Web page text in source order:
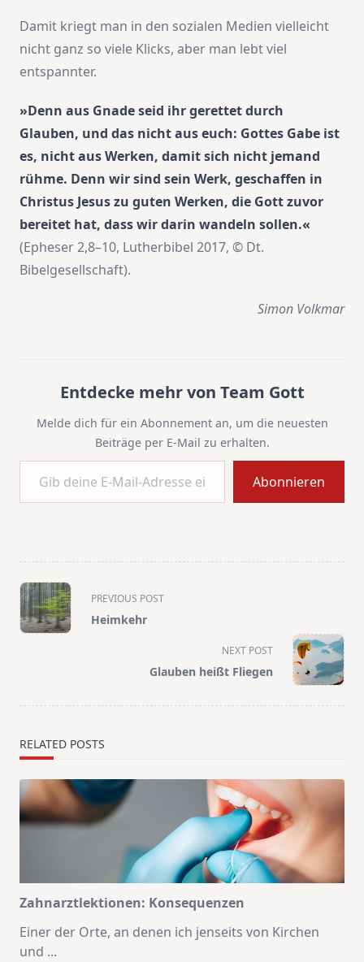
Damit kriegt man in den sozialen Medien vielleicht
nicht ganz so viele Klicks, aber man lebt viel
entspannter.
»Denn aus Gnade seid ihr gerettet durch
Glauben, und das nicht aus euch: Gottes Gabe ist
es, nicht aus Werken, damit sich nicht jemand
rühme. Denn wir sind sein Werk, geschaffen in
Christus Jesus zu guten Werken, die Gott zuvor
bereitet hat, dass wir darin wandeln sollen.«
(Epheser 2,8–10, Lutherbibel 2017, © Dt.
Bibelgesellschaft).
Simon Volkmar
Entdecke mehr von Team Gott
Melde dich für ein Abonnement an, um die neuesten
Beiträge per E-Mail zu erhalten.
Gib deine E-Mail-Adresse ein ...
Abonnieren
<span
class="nav-
subtitle
PREVIOUS POST
Heimkehr
NEXT POST
Glauben heißt Fliegen
RELATED POSTS
Zahnarztlektionen: Konsequenzen
Einer der Orte, an denen ich jenseits von Kirchen
und ...